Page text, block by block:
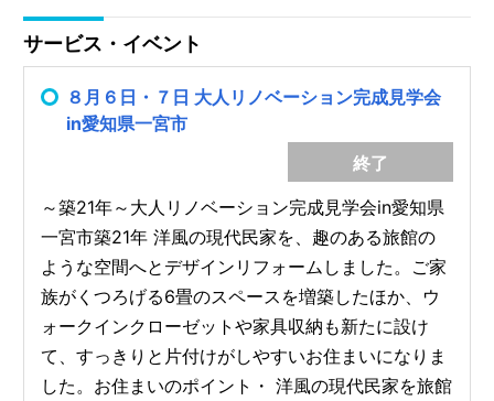
サービス・イベント
８月６日・７日 大人リノベーション完成見学会
in愛知県一宮市
終了
～築21年～大人リノベーション完成見学会in愛知県
一宮市築21年 洋風の現代民家を、趣のある旅館の
ような空間へとデザインリフォームしました。ご家
族がくつろげる6畳のスペースを増築したほか、ウ
ォークインクローゼットや家具収納も新たに設け
て、すっきりと片付けがしやすいお住まいになりま
した。お住まいのポイント・ 洋風の現代民家を旅館